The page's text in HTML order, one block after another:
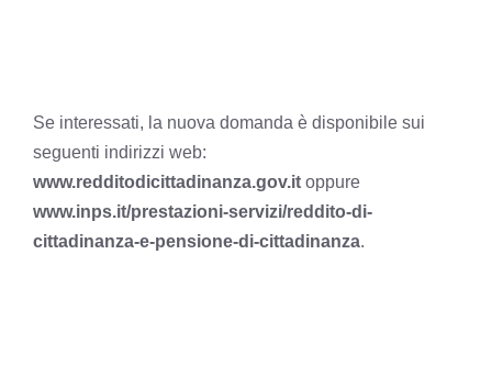
Se interessati, la nuova domanda è disponibile sui
seguenti indirizzi web:
www.redditodicittadinanza.gov.it oppure
www.inps.it/prestazioni-servizi/reddito-di-
cittadinanza-e-pensione-di-cittadinanza.